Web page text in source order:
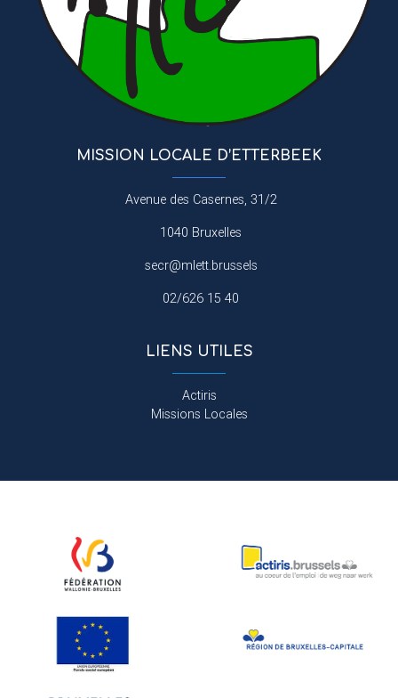
MISSION LOCALE D’ETTERBEEK
Avenue des Casernes, 31/2
1040 Bruxelles
secr@mlett.brussels
02/626 15 40
LIENS UTILES
Actiris
Missions Locales